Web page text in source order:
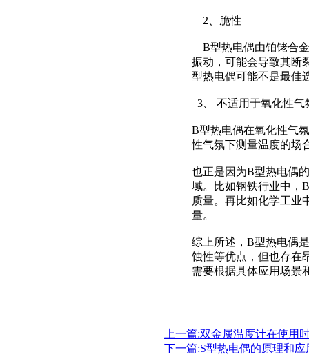
2、脆性
B型热电偶由铂铑合
振动，可能会导致其断
型热电偶可能不是最佳
3、 不适用于氧化性气
B型热电偶在氧化性气
性气氛下测量温度的场
也正是因为B型热电偶
域。比如钢铁行业中，
质量。再比如化学工业
量。
综上所述，B型热电偶
蚀性等优点，但也存在
需要根据具体应用场景
上一篇:双金属温度计在使用
下一篇:S型热电偶的原理和应